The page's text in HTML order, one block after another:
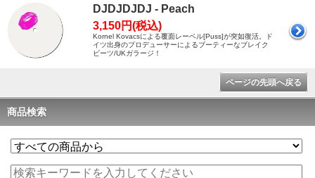
DJDJDJDJ - Peach
3,150円(税込)
Kornel Kovacsによる覆面レーベル[Puss]が突如復活。ド
イツ出身のプロデューサーによるブーティーなブレイク
ビーツ/UKガラージ！
ページの先頭へ戻る
商品検索